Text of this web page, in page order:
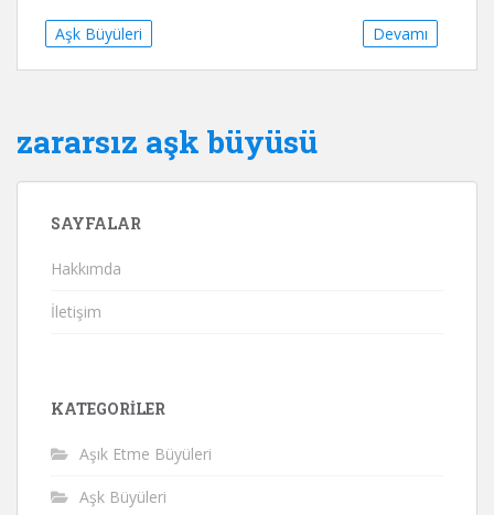
Devamı
Aşk Büyüleri
zararsız aşk büyüsü
SAYFALAR
Hakkımda
İletişim
KATEGORILER
Aşık Etme Büyüleri
Aşk Büyüleri